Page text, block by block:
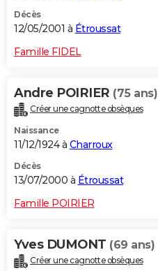
Décès
12/05/2001 à Étroussat
Famille FIDEL
Andre POIRIER (75 ans)
Créer une cagnotte obsèques
Naissance
11/12/1924 à Charroux
Décès
13/07/2000 à Étroussat
Famille POIRIER
Yves DUMONT (69 ans)
Créer une cagnotte obsèques